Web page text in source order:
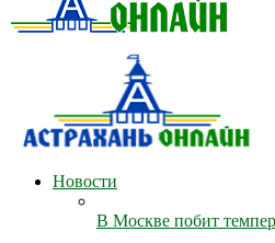
Новости
В Москве побит